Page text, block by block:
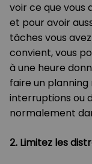
voir ce que vous
et pour avoir
tâches vous
convient, vous
à une heure
faire un
interruptions ou
normalement
2. Limitez les